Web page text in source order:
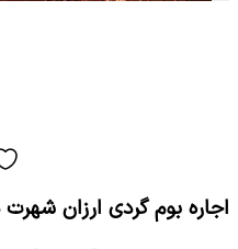
اجاره بوم گردی ارزان